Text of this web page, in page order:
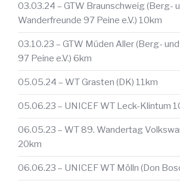
03.03.24 – GTW Braunschweig (Berg-
Wanderfreunde 97 Peine e.V.) 10km
03.10.23 – GTW Müden Aller (Berg-
97 Peine e.V.) 6km
05.05.24 – WT Grasten (DK) 11km
05.06.23 – UNICEF WT Leck-Klintum
06.05.23 – WT 89. Wandertag
20km
06.06.23 – UNICEF WT Mölln (Don